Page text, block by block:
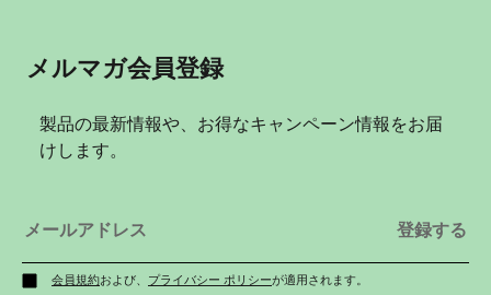
メルマガ会員登録
製品の最新情報や、お得なキャンペーン情報をお届
けします。
会員規約および、 プライバシー ポリシーが適用されます。